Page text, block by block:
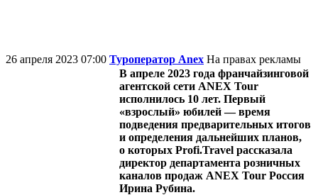
26 апреля 2023 07:00 Туроператор Anex На правах рекламы
В апреле 2023 года франчайзинговой
агентской сети ANEX Tour
исполнилось 10 лет. Первый
«взрослый» юбилей — время
подведения предварительных итогов
и определения дальнейших планов,
о которых Profi.Travel рассказала
директор департамента розничных
каналов продаж ANEX Tour Россия
Ирина Рубина.